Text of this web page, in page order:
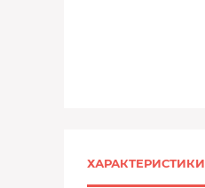
ХАРАКТЕРИСТИКИ